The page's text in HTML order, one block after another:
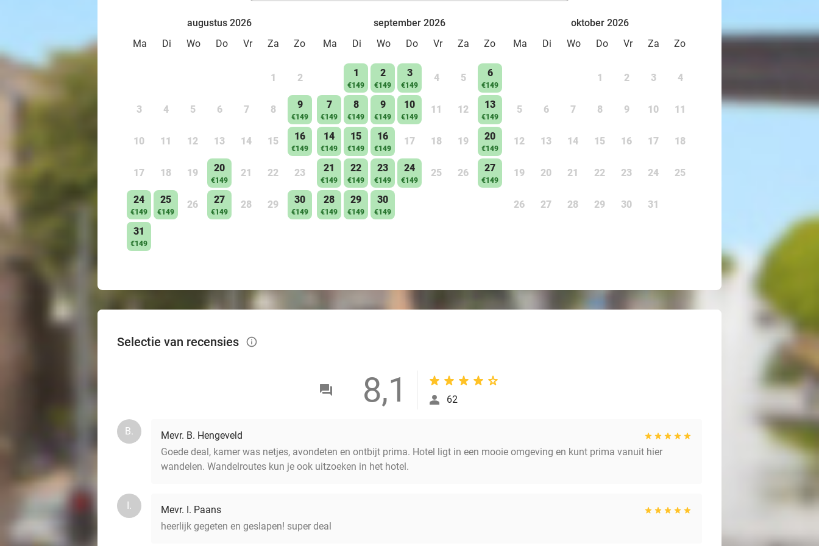
augustus 2026
Ma
Di Wo Do Vr Za Zo
1 2
3 4 5 6 7 8 9
€149
10 11 12 13 14 15 16
€149
17 18 19 20
€149
21 22 23
24
€149
25
€149
26 27
€149
28 29 30
€149
31
€149
september 2026
Ma
Di Wo Do Vr Za Zo
1
€149
2
€149
3
€149
4 5 6
€149
7
€149
8
€149
9
€149
10
€149
11 12 13
€149
14
€149
15
€149
16
€149
17 18 19 20
€149
21
€149
22
€149
23
€149
24
€149
25 26 27
€149
28
€149
29
€149
30
€149
oktober 2026
Ma
Di Wo Do Vr Za Zo
1 2 3 4
5 6 7 8 9 10 11
12 13 14 15 16 17 18
19 20 21 22 23 24 25
26 27 28 29 30 31
Selectie van recensies info_outlined
8,1 62
B.
Mevr. B. Hengeveld
Goede deal, kamer was netjes, avondeten en ontbijt prima. Hotel ligt in een mooie omgeving en kunt prima vanuit hier
wandelen. Wandelroutes kun je ook uitzoeken in het hotel.
I.
Mevr. I. Paans
heerlijk gegeten en geslapen! super deal